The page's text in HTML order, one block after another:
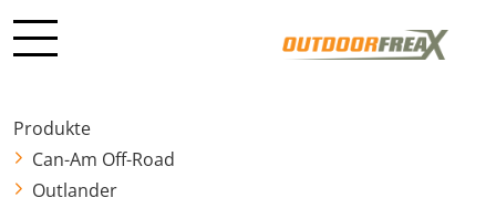
Produkte
Can-Am Off-Road
Outlander